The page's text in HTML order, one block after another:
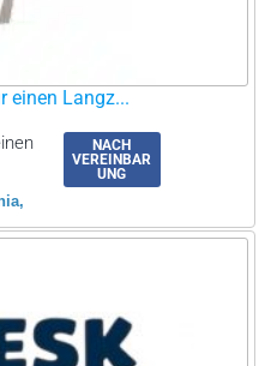
einen Langz...
NACH
VEREINBAR
UNG